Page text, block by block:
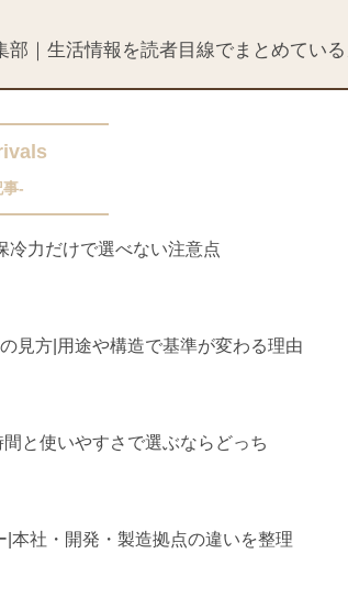
｜生活情報を読者目線でまとめてい
-
冷力だけで選べない注意点
見方|用途や構造で基準が変わる理由
と使いやすさで選ぶならどっち
本社・開発・製造拠点の違いを整理